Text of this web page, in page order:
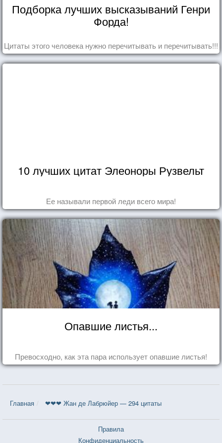
Подборка лучших высказываний Генри
Форда!
Цитаты этого человека нужно перечитывать и перечитывать!!!
10 лучших цитат Элеоноры Рузвельт
Ее называли первой леди всего мира!
Опавшие листья...
Превосходно, как эта пара использует опавшие листья!
Главная ❤❤❤ Жан де Лабрюйер — 294 цитаты
Правила
Конфиденциальность